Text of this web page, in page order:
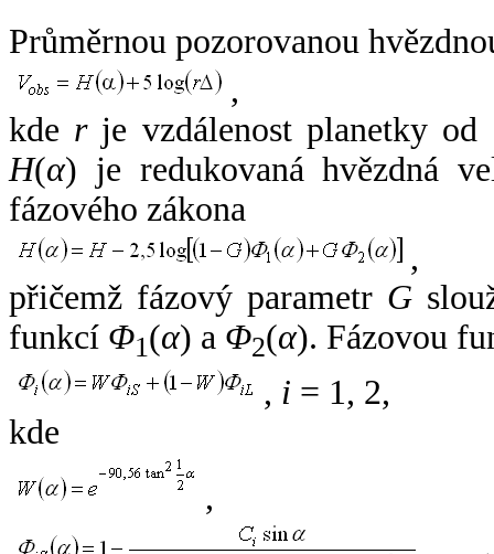
Průměrnou pozorovanou
,
kde rje vzdálenost planetky od
H(α) je redukovaná hvězdná
fázového zákona
,
přičemž fázový parametr G
funkcí Φ1(α) a Φ2(α). Fázovou
, i = 1, 2,
kde
,